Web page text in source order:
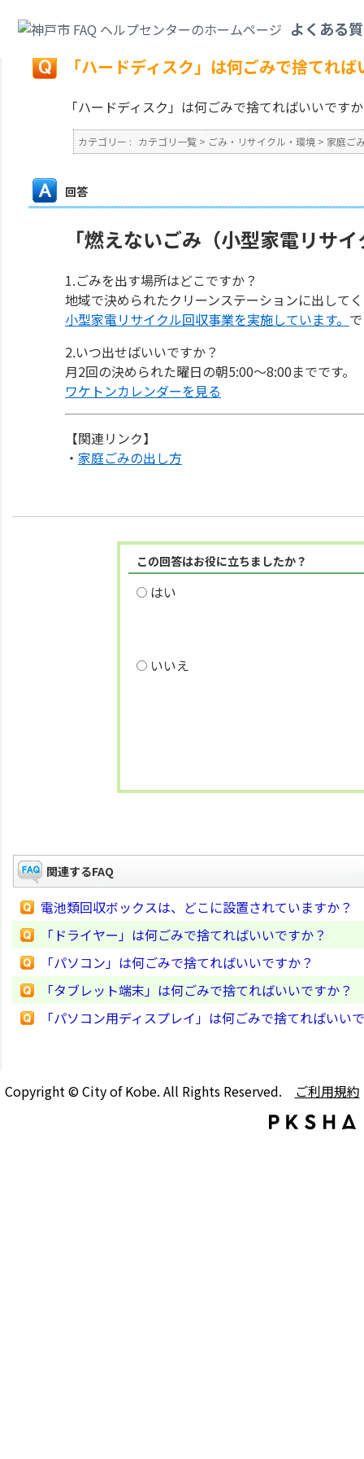
よくある
戻る
「ハードディスク」は何ごみで捨てれ
「ハードディスク」は何ごみで捨てればいいです
カテゴリー : カテゴリ一覧 > ごみ・リサイクル・環境 > 家庭ご
回答
「燃えないごみ（小型家電リサ
1.ごみを出す場所はどこですか？
地域で決められたクリーンステーションに出して
小型家電リサイクル回収事業を実施しています。
2.いつ出せばいいですか？
月2回の決められた曜日の朝5:00～8:00までです。
ワケトンカレンダーを見る
【関連リンク】
・ 家庭ごみの出し方
この回答はお役に立ちましたか？
はい
いいえ
関連するFAQ
電池類回収ボックスは、どこに設置されていますか
「ドライヤー」は何ごみで捨てればいいですか？
「パソコン」は何ごみで捨てればいいですか？
「タブレット端末」は何ごみで捨てればいいですか？
「パソコン用ディスプレイ」は何ごみで捨てればいい
Copyright © City of Kobe. All Rights Reserved. ご利用規約